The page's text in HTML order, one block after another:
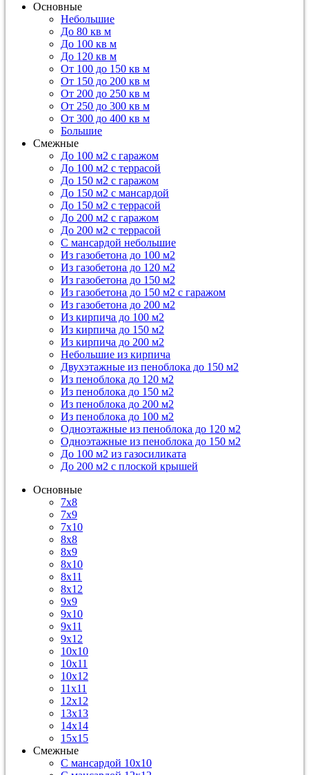
Основные
Небольшие
До 80 кв м
До 100 кв м
До 120 кв м
От 100 до 150 кв м
От 150 до 200 кв м
От 200 до 250 кв м
От 250 до 300 кв м
От 300 до 400 кв м
Большие
Смежные
До 100 м2 с гаражом
До 100 м2 с террасой
До 150 м2 с гаражом
До 150 м2 с мансардой
До 150 м2 с террасой
До 200 м2 с гаражом
До 200 м2 с террасой
С мансардой небольшие
Из газобетона до 100 м2
Из газобетона до 120 м2
Из газобетона до 150 м2
Из газобетона до 150 м2 с гаражом
Из газобетона до 200 м2
Из кирпича до 100 м2
Из кирпича до 150 м2
Из кирпича до 200 м2
Небольшие из кирпича
Двухэтажные из пеноблока до 150 м2
Из пеноблока до 120 м2
Из пеноблока до 150 м2
Из пеноблока до 200 м2
Из пеноблока до 100 м2
Одноэтажные из пеноблока до 120 м2
Одноэтажные из пеноблока до 150 м2
До 100 м2 из газосиликата
До 200 м2 с плоской крышей
Основные
7х8
7х9
7х10
8х8
8х9
8х10
8х11
8х12
9х9
9х10
9х11
9х12
10х10
10х11
10х12
11х11
12х12
13х13
14х14
15х15
Смежные
С мансардой 10х10